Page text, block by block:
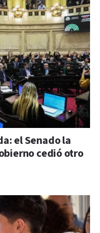
el Senado la
cedió otro